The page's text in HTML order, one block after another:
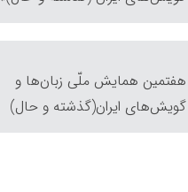
هفتمین همایش ملّی زبان‌ها و
گویش‌های ایران(گذشته و حال)